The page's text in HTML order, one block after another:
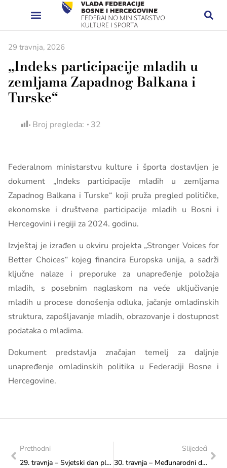
29 travnja, 2026
„Indeks participacije mladih u
zemljama Zapadnog Balkana i
Turske“
Broj pregleda: 32
Federalnom ministarstvu kulture i športa dostavljen je
dokument „Indeks participacije mladih u zemljama
Zapadnog Balkana i Turske“ koji pruža pregled političke,
ekonomske i društvene participacije mladih u Bosni i
Hercegovini i regiji za 2024. godinu.
Izvještaj je izrađen u okviru projekta „Stronger Voices for
Better Choices“ kojeg financira Europska unija, a sadrži
ključne nalaze i preporuke za unapređenje položaja
mladih, s posebnim naglaskom na veće uključivanje
mladih u procese donošenja odluka, jačanje omladinskih
struktura, zapošljavanje mladih, obrazovanje i dostupnost
podataka o mladima.
Dokument predstavlja značajan temelj za daljnje
unapređenje omladinskih politika u Federaciji Bosne i
Hercegovine.
Prethodni
29. travnja – Svjetski dan plesa
Slijedeći
30. travnja – Međunarodni dan jazza